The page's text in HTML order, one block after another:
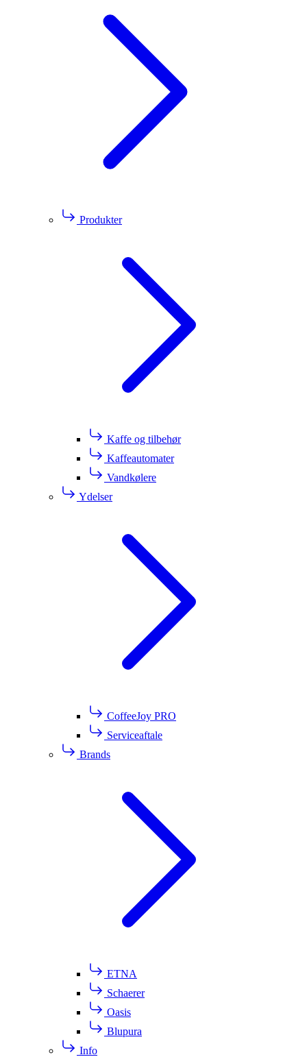
Produkter
Kaffe og tilbehør
Kaffeautomater
Vandkølere
Ydelser
CoffeeJoy PRO
Serviceaftale
Brands
ETNA
Schaerer
Oasis
Blupura
Info